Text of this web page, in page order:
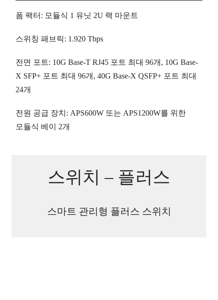
폼 팩터 : 모듈식 1 유닛 2U 랙 마운트
스위칭 패브릭: 1.920 Tbps
전면 포트: 10G Base-T RJ45 포트 최대 96개 , 10G Base-
X SFP+ 포트 최대 96개 , 40G Base-X QSFP+ 포트 최대
24개
전원 공급 장치 : APS600W 또는 APS1200W를 위한
모듈식 베이 2개
스위치 – 플러스
스마트 관리형 플러스 스위치